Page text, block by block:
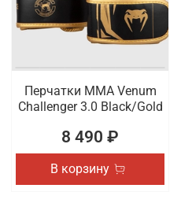
Перчатки ММА Venum
Challenger 3.0 Black/Gold
8 490 ₽
В корзину